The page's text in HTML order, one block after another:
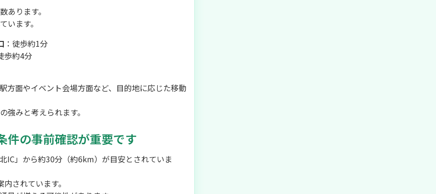
あります。
います。
：徒歩約1分
歩約4分
方面やイベント会場方面など、目的地に応じた移動
強みと考えられます。
件の事前確認が重要です
IC」から約30分（約6km）が目安とされていま
されています。